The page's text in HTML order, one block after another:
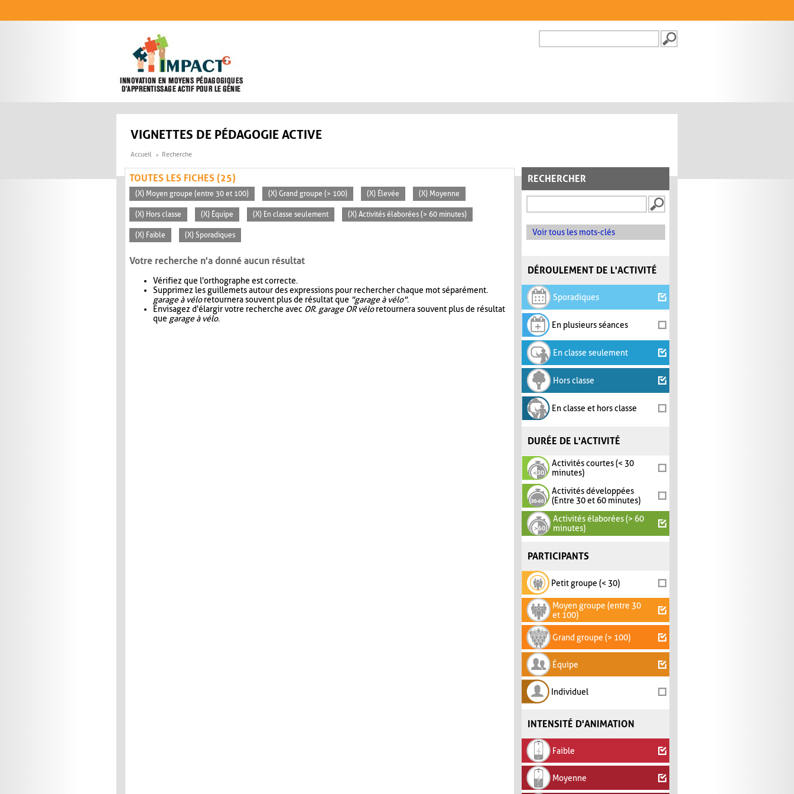
FORMULAIRE DE
VIGNETTES DE PÉDAGOGIE ACTIVE
Accueil Recherche
RECHERCHER
Voir tous les mots-clés
DÉROULEMENT DE L'ACTIVITÉ
Sporadiques
En plusieurs séances
En classe seulement
Hors classe
En classe et hors classe
DURÉE DE L'ACTIVITÉ
Activités courtes (< 30
minutes)
Activités développées
(Entre 30 et 60 minutes)
Activités élaborées (> 60
minutes)
PARTICIPANTS
Petit groupe (< 30)
Moyen groupe (entre 30
et 100)
Grand groupe (> 100)
Équipe
Individuel
INTENSITÉ D'ANIMATION
Faible
Moyenne
TOUTES LES FICHES (25)
(X) Moyen groupe (entre 30 et 100) (X) Grand groupe (> 100) (X) Élevée (X) Moyenne
(X) Hors classe (X) Équipe (X) En classe seulement (X) Activités élaborées (> 60 minutes)
(X) Faible (X) Sporadiques
Votre recherche n'a donné aucun résultat
Vérifiez que l'orthographe est correcte.
Supprimez les guillemets autour des expressions pour rechercher chaque mot séparément.
garage à véloretournera souvent plus de résultat que "garage à vélo".
Envisagez d'élargir votre recherche avec OR. garage OR véloretournera souvent plus de résultat
que garage à vélo.